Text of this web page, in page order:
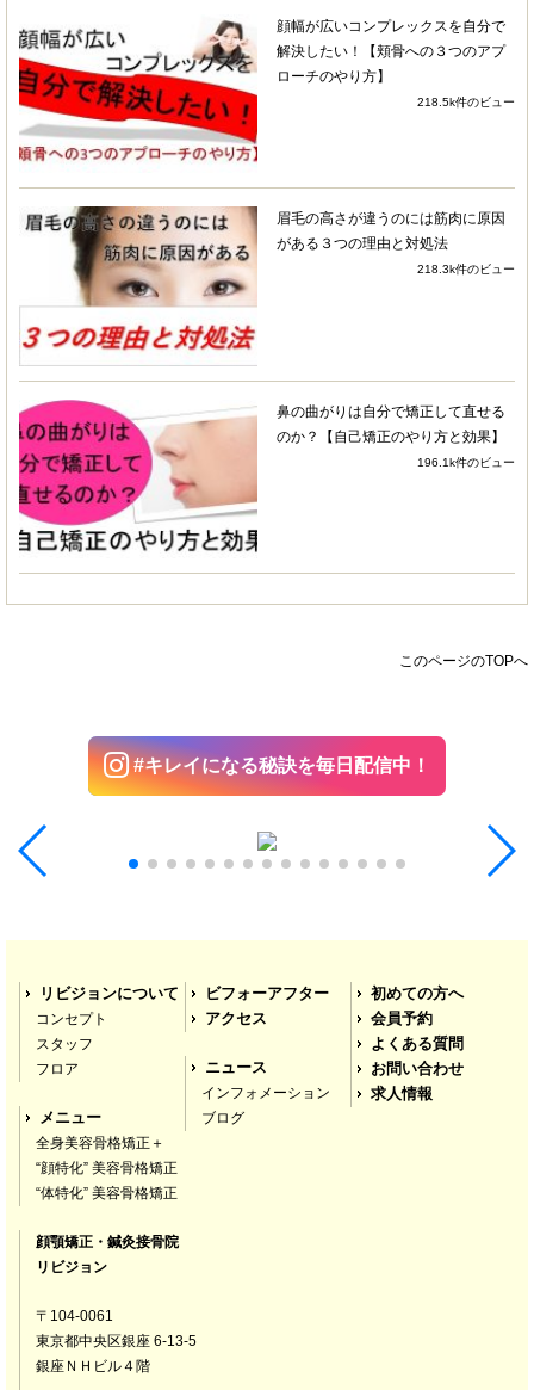
もおこなってくださいます。さらには血液検査結
果から食事のアドバイスもいただけました。
これまでいくつかの小顔矯正に通ったことがあり
ましたが、ここまで全方位から小顔にアプローチ
してくださるところはここしかありません！
複数のところに通わないと受けられないものを、
リビジョンさんに通うのみで受けられます。そし
て数あるアプローチから個人の状況に合わせてメ
ニューを組んでくださるのはリビジョンさんなら
ではだと思います。ここにきたらすべてそろって
いる、デパートのようなところだと思っていま
す。
まだ3ヶ月しか通っていませんが、明らかに歪み
が改善されており、笑ったときの自分の顔にしょ
げることもなくなりました！改善の早さに驚きま
した！
骨が整ってきたら、脂肪へのアプローチのフェー
友人の紹介で伺いました＾＾と
ても良かったです！顔のずれが戻って施術から日
にちが経過してもまだそのままなので嬉しいで
す！口がスムーズにあくようになりました！！嬉
しいです！ストレスの原因とかもわかったので気
をつけて生活してます＾＾おしえていただいたと
たいです！ありがとうございました！
S.はりー
顔の歪みが気になってブログを
拝見したとき、すごく丁寧に書かれていたので来
院しました。
顔の歪みを治す前に食いしばりを治さないといけ
ないと言われて、色々な検査をしたのですが、す
ごく詳しく調べてもらえました。
中でも、自分ではストレスが溜まってないと思っ
でびっくりしました！
先生もとても気さくで、色々な事を相談できてよ
顔幅が広いコンプレックスを自分で
解決したい！【頬骨への３つのアプ
ローチのやり方】
218.5k件のビュー
眉毛の高さが違うのには筋肉に原因
がある３つの理由と対処法
218.3k件のビュー
鼻の曲がりは自分で矯正して直せる
のか？【自己矯正のやり方と効果】
196.1k件のビュー
このページのTOPへ
#キレイになる秘訣を毎日配信中！
リビジョンについて
コンセプト
スタッフ
フロア
メニュー
全身美容骨格矯正＋
“顔特化” 美容骨格矯正
“体特化” 美容骨格矯正
ビフォーアフター
アクセス
ニュース
インフォメーション
ブログ
初めての方へ
会員予約
よくある質問
お問い合わせ
求人情報
顔顎矯正・鍼灸接骨院
リビジョン
〒104-0061
東京都中央区銀座 6-13-5
銀座ＮＨビル４階